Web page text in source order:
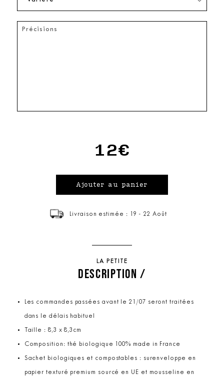
12€
Livraison estimée : 19 - 22 Août
LA PETITE
DESCRIPTION /
Les commandes passées avant le 21/07 seront traitées
dans le délais habituel
Taille : 8,3 x 8,3cm
Composition: thé biologique 100% made in France
Sachet biologiques et compostables : surenveloppe en
papier texturé premium sourcé en UE et mousseline en